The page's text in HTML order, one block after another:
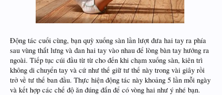
Động tác cuối cùng, bạn quỳ xuống sàn lần lượt đưa hai tay ra phía
sau vùng thắt lưng và đan hai tay vào nhau để lòng bàn tay hướng ra
ngoài. Tiếp tục cúi đầu từ từ cho đến khi chạm xuống sàn, kiên trì
không di chuyển tay và cứ như thế giữ tư thế này trong vài giây rồi
trở về tư thế ban đầu. Thực hiện động tác này khoảng 5 lần mỗi ngày
và kết hợp các chế độ ăn đúng đắn để có vòng hai như ý nhé bạn.